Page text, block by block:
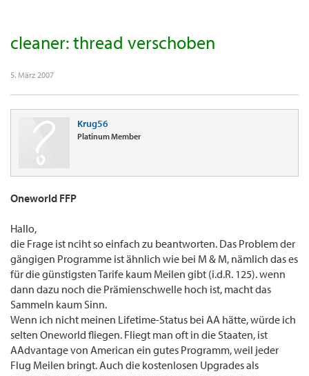
cleaner: thread verschoben
5. März 2007
Krug56
Platinum Member
Oneworld FFP
Hallo,
die Frage ist nciht so einfach zu beantworten. Das Problem der
gängigen Programme ist ähnlich wie bei M & M, nämlich das es
für die günstigsten Tarife kaum Meilen gibt (i.d.R. 125). wenn
dann dazu noch die Prämienschwelle hoch ist, macht das
Sammeln kaum Sinn.
Wenn ich nicht meinen Lifetime-Status bei AA hätte, würde ich
selten Oneworld fliegen. Fliegt man oft in die Staaten, ist
AAdvantage von American ein gutes Programm, weil jeder
Flug Meilen bringt. Auch die kostenlosen Upgrades als